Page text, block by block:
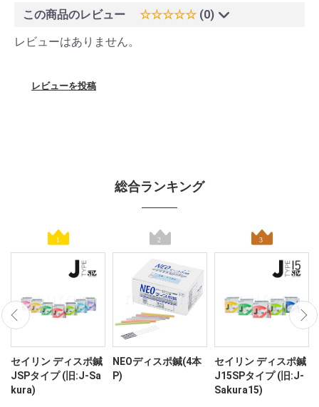
この商品のレビュー ☆☆☆☆☆ (0)
レビューはありません。
レビューを投稿
総合ランキング
セイリン ディスポ鍼
JSPタイプ (旧:J-Sa
kura)
NEOディスポ鍼(4本
P)
セイリン ディスポ鍼
J15SPタイプ (旧:J-
Sakura15)